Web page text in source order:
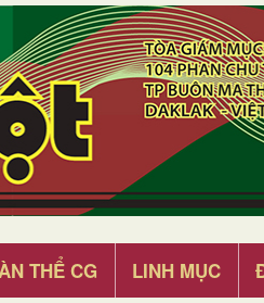
THỂ CG LINH MỤC